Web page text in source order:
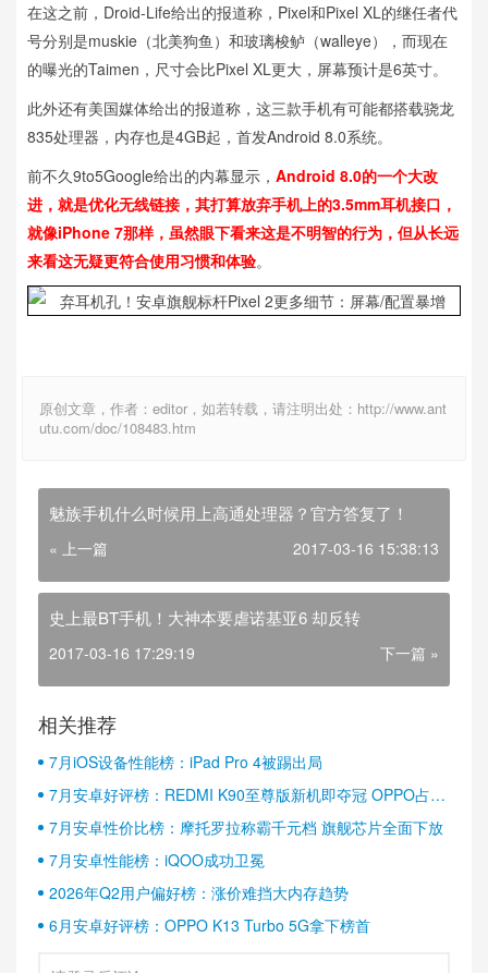
在这之前，Droid-Life给出的报道称，Pixel和Pixel XL的继任者代
号分别是muskie（北美狗鱼）和玻璃梭鲈（walleye），而现在
的曝光的Taimen，尺寸会比Pixel XL更大，屏幕预计是6英寸。
此外还有美国媒体给出的报道称，这三款手机有可能都搭载骁龙
835处理器，内存也是4GB起，首发Android 8.0系统。
前不久9to5Google给出的内幕显示， Android 8.0的一个大改
进，就是优化无线链接，其打算放弃手机上的3.5mm耳机接口，
就像iPhone 7那样，虽然眼下看来这是不明智的行为，但从长远
来看这无疑更符合使用习惯和体验。
原创文章，作者：editor，如若转载，请注明出处：http://www.ant
utu.com/doc/108483.htm
魅族手机什么时候用上高通处理器？官方答复了！
« 上一篇 2017-03-16 15:38:13
史上最BT手机！大神本要虐诺基亚6 却反转
2017-03-16 17:29:19 下一篇 »
相关推荐
7月iOS设备性能榜：iPad Pro 4被踢出局
7月安卓好评榜：REDMI K90至尊版新机即夺冠 OPPO占据
半壁江山
7月安卓性价比榜：摩托罗拉称霸千元档 旗舰芯片全面下放
7月安卓性能榜：iQOO成功卫冕
2026年Q2用户偏好榜：涨价难挡大内存趋势
6月安卓好评榜：OPPO K13 Turbo 5G拿下榜首